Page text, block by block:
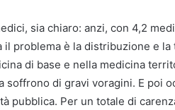
sia chiaro: anzi, con 4,2
il problema è la distribuzione e
di base e nella medicina
soffrono di gravi voragini. E poi
pubblica. Per un totale di